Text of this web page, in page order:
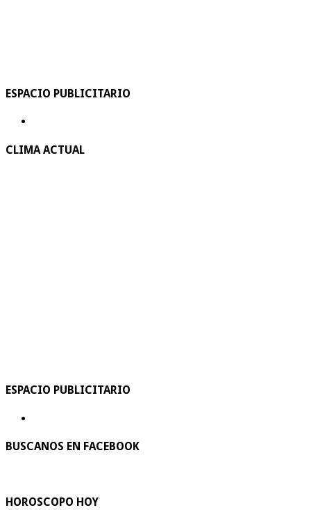
ESPACIO PUBLICITARIO
CLIMA ACTUAL
ESPACIO PUBLICITARIO
BUSCANOS EN FACEBOOK
HOROSCOPO HOY